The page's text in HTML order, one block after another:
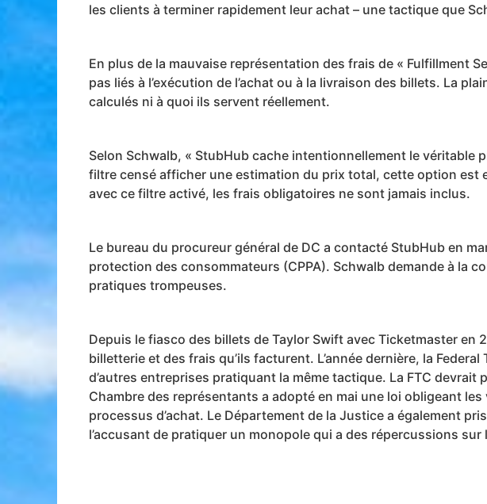
les clients à terminer rapidement leur achat – une tactique que
En plus de la mauvaise représentation des frais de « Fulfillment
pas liés à l’exécution de l’achat ou à la livraison des billets. La
calculés ni à quoi ils servent réellement.
Selon Schwalb, « StubHub cache intentionnellement le véritable
filtre censé afficher une estimation du prix total, cette option est
avec ce filtre activé, les frais obligatoires ne sont jamais inclus.
Le bureau du procureur général de DC a contacté StubHub en
protection des consommateurs (CPPA). Schwalb demande à la
pratiques trompeuses.
Depuis le fiasco des billets de Taylor Swift avec Ticketmaster
billetterie et des frais qu’ils facturent. L’année dernière, la
d’autres entreprises pratiquant la même tactique. La FTC
Chambre des représentants a adopté en mai une loi obligeant
processus d’achat. Le Département de la Justice a également
l’accusant de pratiquer un monopole qui a des répercussions